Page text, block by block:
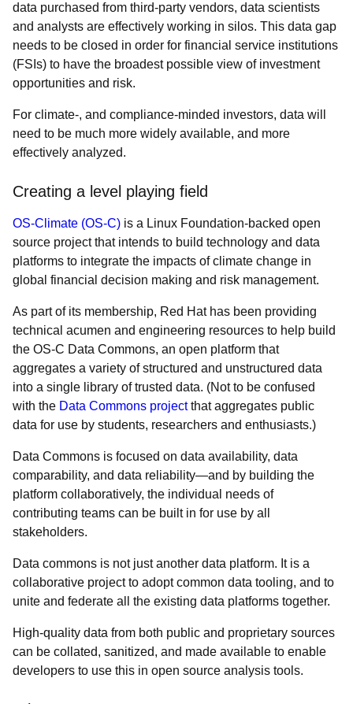
data purchased from third-party vendors, data scientists
and analysts are effectively working in silos. This data gap
needs to be closed in order for financial service institutions
(FSIs) to have the broadest possible view of investment
opportunities and risk.
For climate-, and compliance-minded investors, data will
need to be much more widely available, and more
effectively analyzed.
Creating a level playing field
OS-Climate (OS-C) is a Linux Foundation-backed open
source project that intends to build technology and data
platforms to integrate the impacts of climate change in
global financial decision making and risk management.
As part of its membership, Red Hat has been providing
technical acumen and engineering resources to help build
the OS-C Data Commons, an open platform that
aggregates a variety of structured and unstructured data
into a single library of trusted data. (Not to be confused
with the Data Commons projectthat aggregates public
data for use by students, researchers and enthusiasts.)
Data Commons is focused on data availability, data
comparability, and data reliability—and by building the
platform collaboratively, the individual needs of
contributing teams can be built in for use by all
stakeholders.
Data commons is not just another data platform. It is a
collaborative project to adopt common data tooling, and to
unite and federate all the existing data platforms together.
High-quality data from both public and proprietary sources
can be collated, sanitized, and made available to enable
developers to use this in open source analysis tools.